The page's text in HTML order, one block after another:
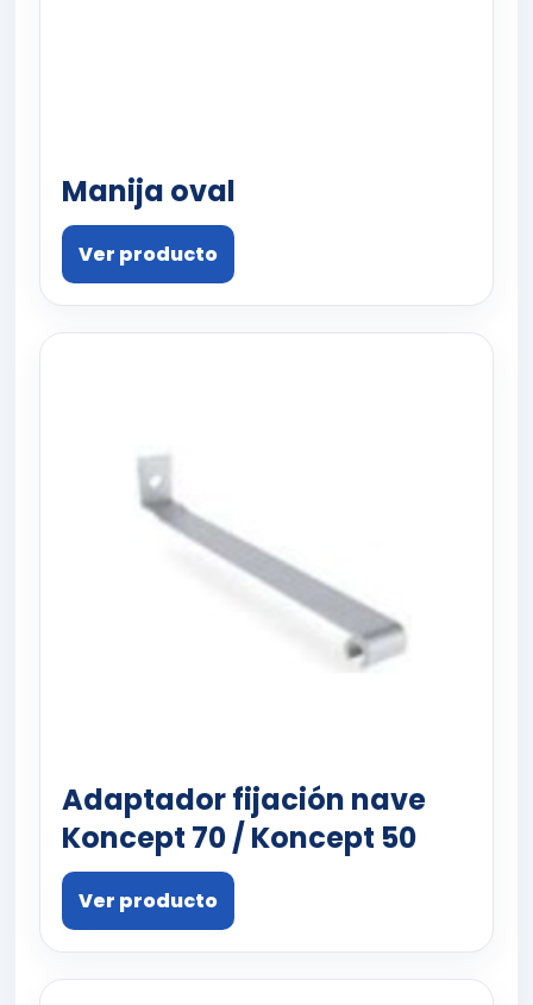
Manija oval
Ver producto
Adaptador fijación nave
Koncept 70 / Koncept 50
Ver producto